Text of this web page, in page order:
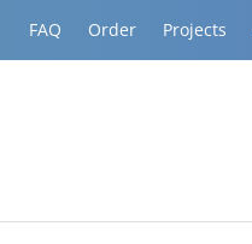
FAQ Order Projects